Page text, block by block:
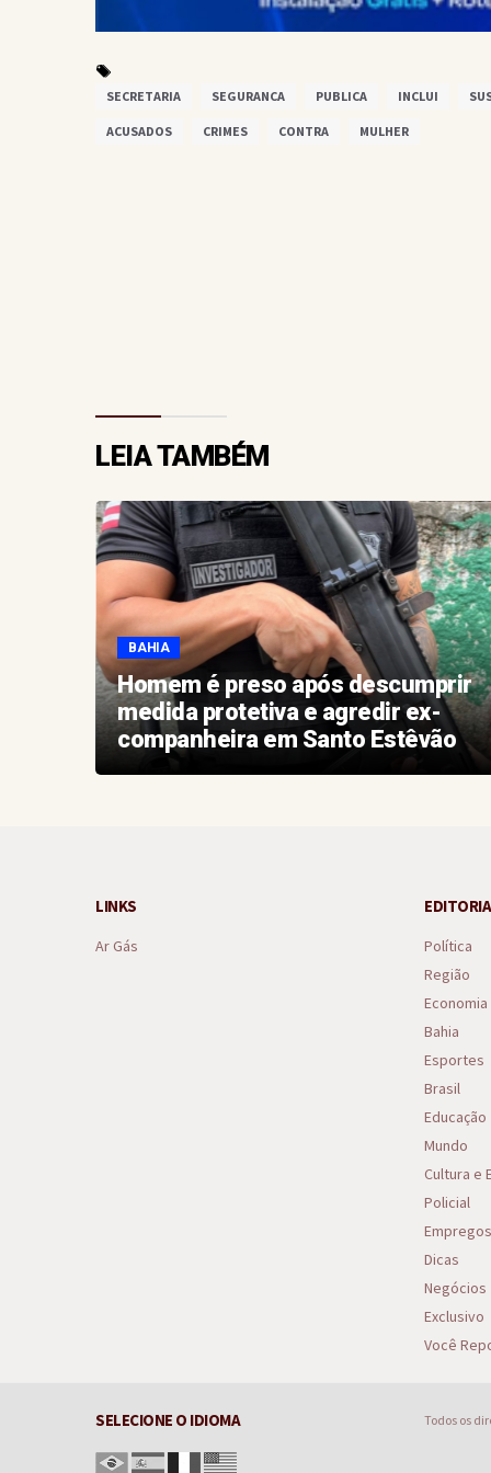
SECRETARIA SEGURANCA PUBLICA INCLUI
ACUSADOS CRIMES CONTRA MULHER
LEIA TAMBÉM
BAHIA
Homem é preso após descumprir
medida protetiva e agredir ex-
companheira em Santo Estêvão
LINKS
Ar Gás
Política
Região
Economia
Bahia
Esportes
Brasil
Educação
Mundo
Cultura e
Policial
Empregos
Dicas
Negócios
Exclusivo
Você
SELECIONE O IDIOMA Todos os